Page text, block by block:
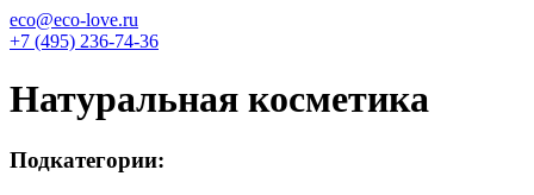
eco@eco-love.ru
+7 (495) 236-74-36
Натуральная косметика
Подкатегории: